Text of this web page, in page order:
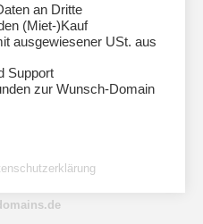
an Dritte
(Miet-)Kauf
ausgewiesener USt. aus
Support
zur Wunsch-Domain